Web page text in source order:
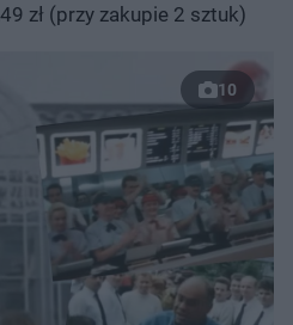
zł (przy zakupie 2 sztuk)
10